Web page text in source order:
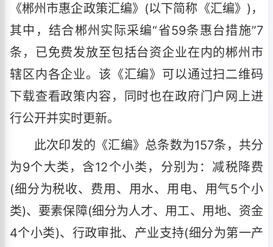
《郴州市惠企政策汇编》(以下简称《汇编》)，
其中，结合郴州实际采编“省59条惠台措施”7
条，已免费发放至包括台资企业在内的郴州市
辖区内各企业。该《汇编》可以通过扫二维码
下载查看政策内容，同时也在政府门户网上进
行公开并实时更新。
此次印发的《汇编》总条数为157条，共分
为9个大类，含12个小类，分别为：减税降费
(细分为税收、费用、用水、用电、用气5个小
类)、要素保障(细分为人才、用工、用地、资金
4个小类)、行政审批、产业支持(细分为第一产